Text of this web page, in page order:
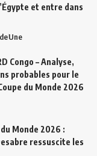
et entre dans
Une
Congo – Analyse,
probables pour le
du Monde 2026
Monde 2026 :
ressuscite les